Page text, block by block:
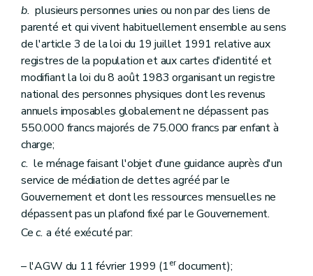
Art. 145
Sous-section 3 De l'assemblée générale
Art. 146
Art. 147
Sous-section 4 Du conseil d'administration
Art. 148
Art. 149
Art. 150
Art. 151
Art. 152
Art. 153
Art. 154
Art. 155
Art. 156
Art. 157
Sous-section 6
Art. 158
Art. 159
b. plusieurs personnes unies ou non par des liens de
parenté et qui vivent habituellement ensemble au sens
de l'article 3 de la loi du 19 juillet 1991 relative aux
registres de la population et aux cartes d'identité et
modifiant la loi du 8 août 1983 organisant un registre
national des personnes physiques dont les revenus
annuels imposables globalement ne dépassent pas
550.000 francs majorés de 75.000 francs par enfant à
charge;
c. le ménage faisant l'objet d'une guidance auprès d'un
service de médiation de dettes agréé par le
Gouvernement et dont les ressources mensuelles ne
dépassent pas un plafond fixé par le Gouvernement.
Cec. a été exécuté par:
– l'AGW du 11 février 1999 (1erdocument);